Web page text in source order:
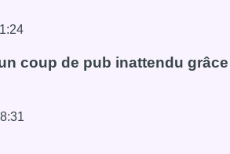
de feu sur fond de “rivalité
coup de pub inattendu grâce
Nizar: un coup de pub inattendu grâce